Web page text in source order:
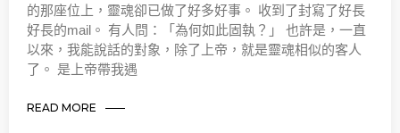
的那座位上，靈魂卻已做了好多好事。 收到了封寫了好長
好長的mail。 有人問：「為何如此固執？」 也許是，一直
以來，我能說話的對象，除了上帝，就是靈魂相似的客人
了。 是上帝帶我遇
READ MORE